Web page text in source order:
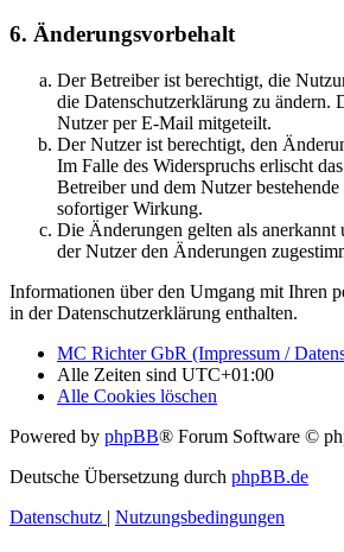
6. Änderungsvorbehalt
Der Betreiber ist berechtigt, die
die Datenschutzerklärung zu ändern.
Nutzer per E-Mail mitgeteilt.
Der Nutzer ist berechtigt, den
Im Falle des Widerspruchs erlischt
Betreiber und dem Nutzer
sofortiger Wirkung.
Die Änderungen gelten als
der Nutzer den Änderungen
Informationen über den Umgang mit Ihren
in der Datenschutzerklärung enthalten.
MC Richter GbR (Impressum /
Alle Zeiten sind UTC+01:00
Alle Cookies löschen
Powered by phpBB® Forum Software ©
Deutsche Übersetzung durch phpBB.de
Datenschutz | Nutzungsbedingungen